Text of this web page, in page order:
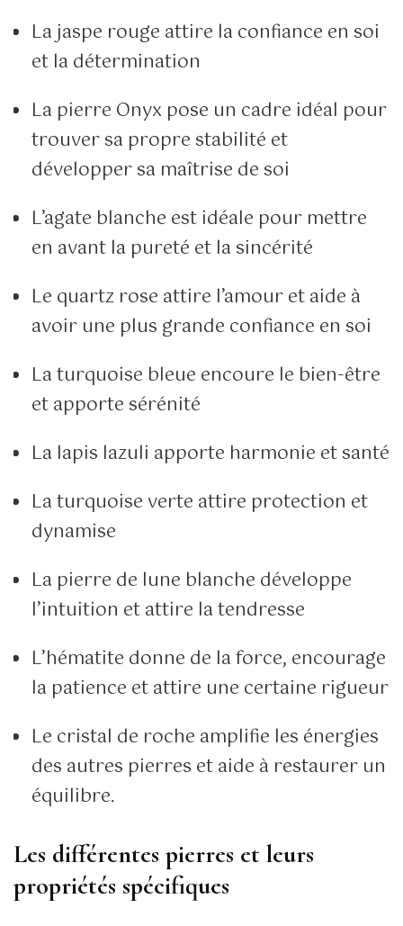
La jaspe rouge attire la confiance en soi
et la détermination
La pierre Onyx pose un cadre idéal pour
trouver sa propre stabilité et
développer sa maîtrise de soi
L’agate blanche est idéale pour mettre
en avant la pureté et la sincérité
Le quartz rose attire l’amour et aide à
avoir une plus grande confiance en soi
La turquoise bleue encoure le bien-être
et apporte sérénité
La lapis lazuli apporte harmonie et santé
La turquoise verte attire protection et
dynamise
La pierre de lune blanche développe
l’intuition et attire la tendresse
L’hématite donne de la force, encourage
la patience et attire une certaine rigueur
Le cristal de roche amplifie les énergies
des autres pierres et aide à restaurer un
équilibre.
Les différentes pierres et leurs
propriétés spécifiques